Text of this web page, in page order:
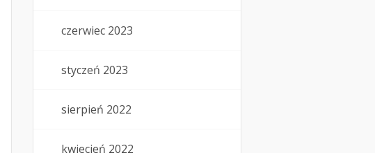
czerwiec 2023
styczeń 2023
sierpień 2022
kwiecień 2022